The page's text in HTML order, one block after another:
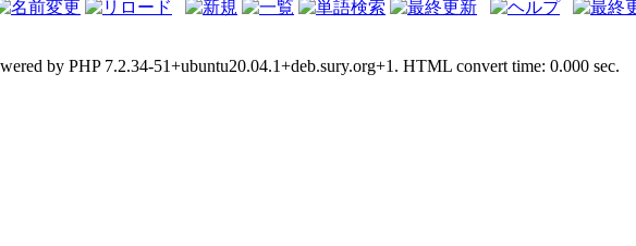
by PHP 7.2.34-51+ubuntu20.04.1+deb.sury.org+1. HTML convert time: 0.000 sec.